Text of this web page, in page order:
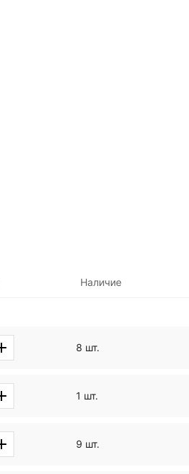
Наличие
8 шт.
1 шт.
9 шт.